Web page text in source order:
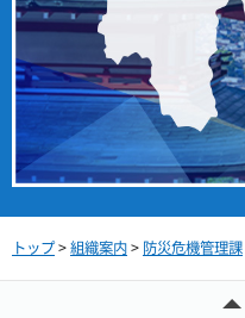
トップ>組織案内> 防災危機管理課